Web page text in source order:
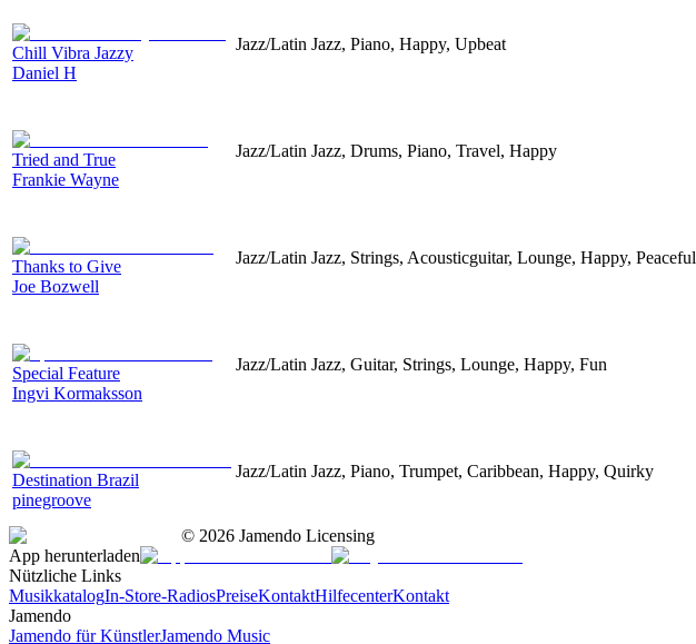
Chill Vibra Jazzy
Daniel H
Jazz/Latin Jazz, Piano, Happy, Upbeat
Tried and True
Frankie Wayne
Jazz/Latin Jazz, Drums, Piano, Travel, Happy
Thanks to Give
Joe Bozwell
Jazz/Latin Jazz, Strings, Acousticguitar, Lounge, Happy, Peaceful
Special Feature
Ingvi Kormaksson
Jazz/Latin Jazz, Guitar, Strings, Lounge, Happy, Fun
Destination Brazil
pinegroove
Jazz/Latin Jazz, Piano, Trumpet, Caribbean, Happy, Quirky
© 2026 Jamendo Licensing
App herunterladen
Nützliche Links
MusikkatalogIn-Store-RadiosPreiseKontaktHilfecenterKontakt
Jamendo
Jamendo für KünstlerJamendo Music